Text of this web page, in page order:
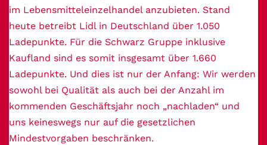
im Lebensmitteleinzelhandel anzubieten. Stand
heute betreibt Lidl in Deutschland über 1.050
Ladepunkte. Für die Schwarz Gruppe inklusive
Kaufland sind es somit insgesamt über 1.660
Ladepunkte. Und dies ist nur der Anfang: Wir werden
sowohl bei Qualität als auch bei der Anzahl im
kommenden Geschäftsjahr noch „nachladen“ und
uns keineswegs nur auf die gesetzlichen
Mindestvorgaben beschränken.